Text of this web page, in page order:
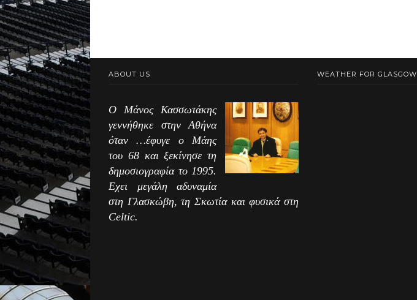
ABOUT US
Ο Μάνος Κασσωτάκης
γεννήθηκε στην Αθήνα
όταν …έφυγε ο Μάης
του 68 και ξεκίνησε τη
δημοσιογραφία το 1995.
Εχει μεγάλη αδυναμία
στη Γλασκώβη, τη Σκωτία και φυσικά στη
Celtic.
WEATHER FOR GLASGOW